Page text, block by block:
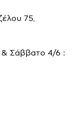
75,
& Σάββατο 4/6 :